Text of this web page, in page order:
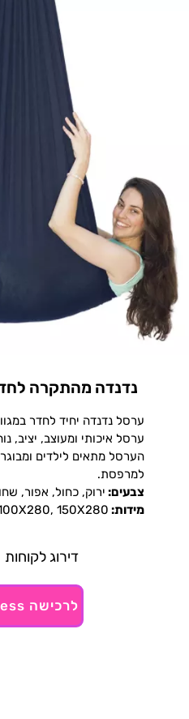
נדנדה מהתקרה לחדר-
ערסל נדנדה יחיד לחדר
ערסל איכותי ומעוצב, יציב,
הערסל מתאים לילדים
למרפסת.
צבעים: ירוק, כחול, אפור,
מידות: 150X280
דירוג לקוחות
לרכישה aliexpress